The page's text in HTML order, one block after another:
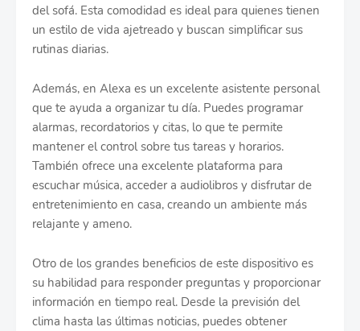
del sofá. Esta comodidad es ideal para quienes tienen
un estilo de vida ajetreado y buscan simplificar sus
rutinas diarias.
Además, en Alexa es un excelente asistente personal
que te ayuda a organizar tu día. Puedes programar
alarmas, recordatorios y citas, lo que te permite
mantener el control sobre tus tareas y horarios.
También ofrece una excelente plataforma para
escuchar música, acceder a audiolibros y disfrutar de
entretenimiento en casa, creando un ambiente más
relajante y ameno.
Otro de los grandes beneficios de este dispositivo es
su habilidad para responder preguntas y proporcionar
información en tiempo real. Desde la previsión del
clima hasta las últimas noticias, puedes obtener